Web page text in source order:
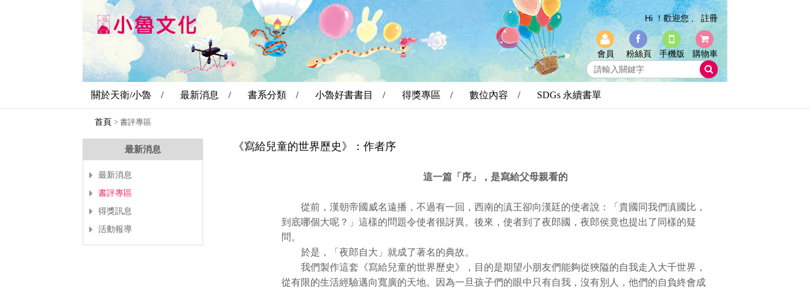
Hi ！歡迎您 , 註冊
會員 粉絲頁 手機版 購物車
關於天衛/小魯 / 最新消息 / 書系分類 / 小魯好書書目 / 得獎專區 / 數位內容 / SDGs 永續書單
首頁 > 書評專區
最新消息
最新消息
書評專區
得獎訊息
活動報導
《寫給兒童的世界歷史》：作者序
這一篇「序」，是寫給父母親看的
從前，漢朝帝國威名遠播，不過有一回，西南的滇王卻向漢廷的使者說：「貴國同我們滇國比，
到底哪個大呢？」這樣的問題令使者很訝異。後來，使者到了夜郎國，夜郎侯竟也提出了同樣的疑
問。
於是，「夜郎自大」就成了著名的典故。
我們製作這套《寫給兒童的世界歷史》，目的是期望小朋友們能夠從狹隘的自我走入大千世界，
從有限的生活經驗邁向寬廣的天地。因為一旦孩子們的眼中只有自我，沒有別人，他們的自負終會成